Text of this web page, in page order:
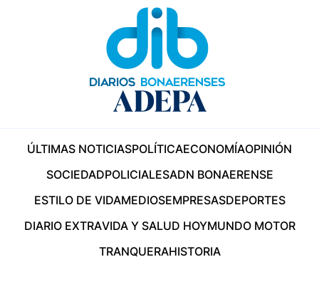
ÚLTIMAS NOTICIASPOLÍTICAECONOMÍAOPINIÓN
SOCIEDADPOLICIALESADN BONAERENSE
ESTILO DE VIDAMEDIOSEMPRESASDEPORTES
DIARIO EXTRAVIDA Y SALUD HOYMUNDO MOTOR
TRANQUERAHISTORIA